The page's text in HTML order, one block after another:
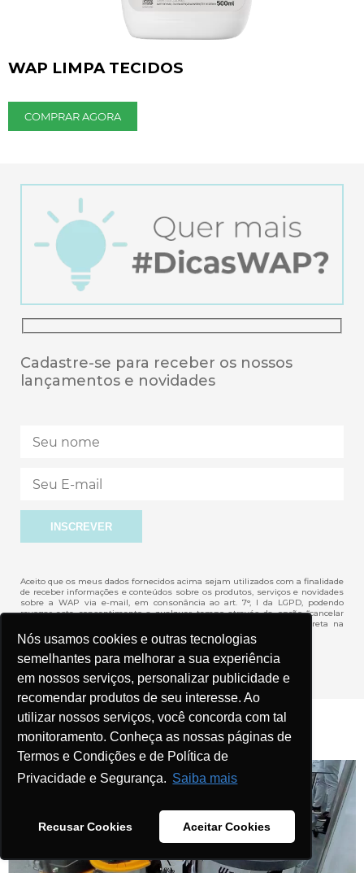
Nós usamos cookies e outras tecnologias
semelhantes para melhorar a sua experiência
em nossos serviços, personalizar publicidade e
recomendar produtos de seu interesse. Ao
utilizar nossos serviços, você concorda com tal
monitoramento. Conheça as nossas páginas de
Termos e Condições e de Política de
Privacidade e Segurança. Saiba mais
Recusar Cookies Aceitar Cookies
WAP LIMPA TECIDOS
COMPRAR AGORA
Cadastre-se para receber os nossos
lançamentos e novidades
Aceito que os meus dados fornecidos acima sejam utilizados com a finalidade
de receber informações e conteúdos sobre os produtos, serviços e novidades
sobre a WAP via e-mail, em consonância ao art. 7°, I da LGPD, podendo
revogar este consentimento a qualquer tempo através da opção “cancelar
inscrição” localizada ao final das newsletters ou via solicitação direta na
Central de Atendimento no site.
Declaro que concordo com os termos e políticas.
ARTIGOS RELACIONADOS